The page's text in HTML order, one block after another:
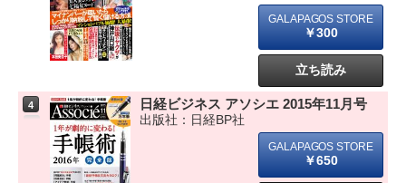
￥300
立ち読み
4 日経ビジネス アソシエ 2015年11月号
出版社：日経BP社
￥650